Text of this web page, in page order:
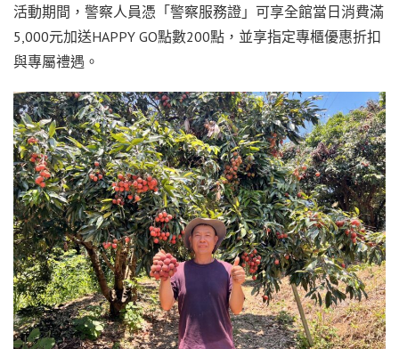
活動期間，警察人員憑「警察服務證」可享全館當日消費滿
5,000元加送HAPPY GO點數200點，並享指定專櫃優惠折扣
與專屬禮遇。